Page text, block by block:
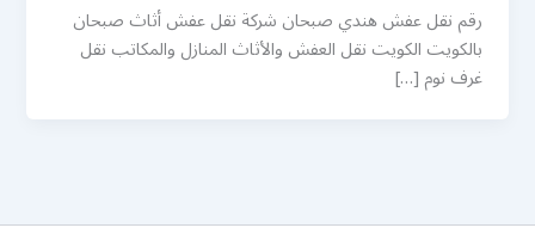
رقم نقل عفش هندي صبحان شركة نقل عفش أثاث صبحان
بالكويت الكويت نقل العفش والأثاث المنازل والمكاتب نقل
غرف نوم […]